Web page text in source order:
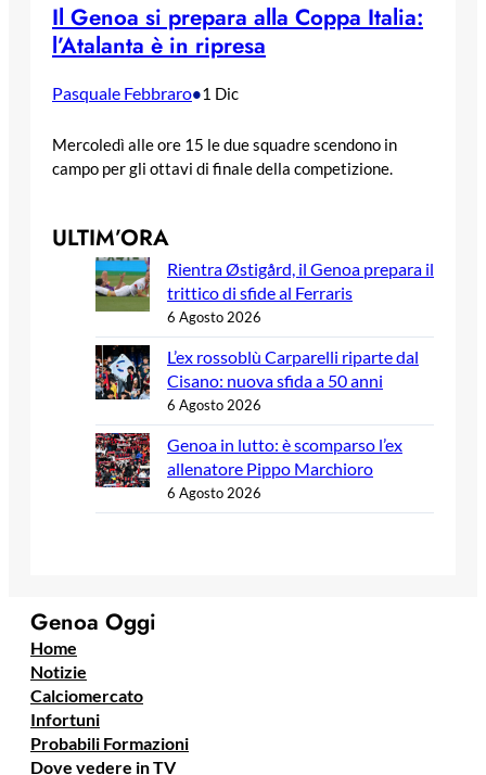
Il Genoa si prepara alla Coppa Italia:
l’Atalanta è in ripresa
Pasquale Febbraro•1 Dic
Mercoledì alle ore 15 le due squadre scendono in
campo per gli ottavi di finale della competizione.
ULTIM’ORA
Rientra Østigård, il Genoa prepara il
trittico di sfide al Ferraris
6 Agosto 2026
L’ex rossoblù Carparelli riparte dal
Cisano: nuova sfida a 50 anni
6 Agosto 2026
Genoa in lutto: è scomparso l’ex
allenatore Pippo Marchioro
6 Agosto 2026
Genoa Oggi
Home
Notizie
Calciomercato
Infortuni
Probabili Formazioni
Dove vedere in TV